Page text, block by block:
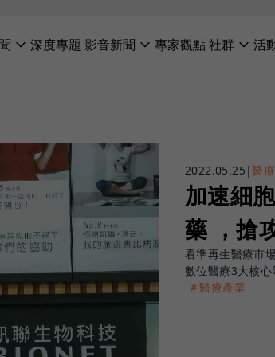
深度專題 影音新聞 專家觀點社群 活
2022.05.25 |醫
加速細
藥 ，搶
看準再生醫療市
數位醫療3大核心
＃醫療產業